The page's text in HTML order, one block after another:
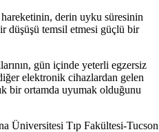
derin uyku süresinin
düşüşü temsil etmesi güçlü bir
gün içinde yeterli egzersiz
elektronik cihazlardan gelen
bir ortamda uyumak olduğunu
Üniversitesi Tıp Fakültesi-Tucson